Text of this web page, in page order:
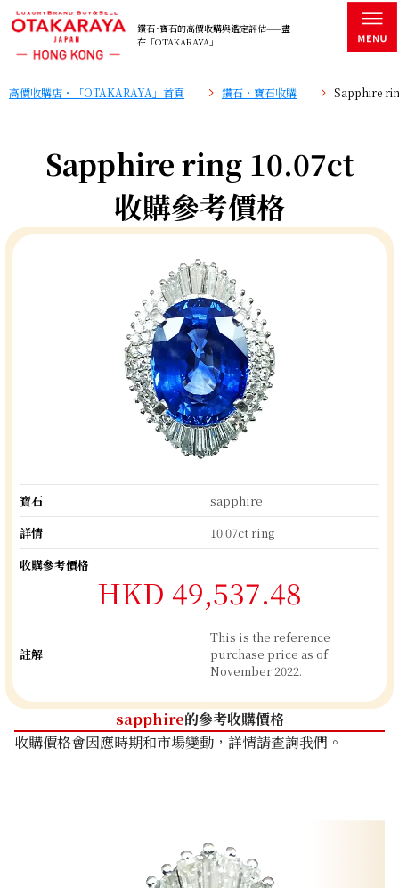
鑽石･寶石的高價收購與鑑定評估——盡
在「OTAKARAYA」
高價收購店・「OTAKARAYA」首頁 鑽石・寶石收購 Sapphire
Sapphire ring 10.07ct
收購參考價格
寶石
sapphire
詳情
10.07ct ring
收購參考價格
HKD 49,537.48
註解
This is the reference
purchase price as of
November 2022.
sapphire的參考收購價格
收購價格會因應時期和市場變動，詳情請查詢我們。